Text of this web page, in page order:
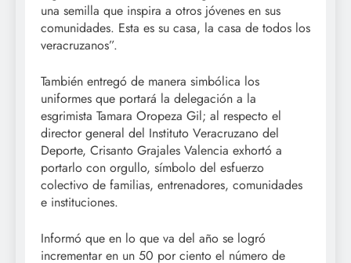
una semilla que inspira a otros jóvenes en sus
comunidades. Esta es su casa, la casa de todos los
veracruzanos”.
También entregó de manera simbólica los
uniformes que portará la delegación a la
esgrimista Tamara Oropeza Gil; al respecto el
director general del Instituto Veracruzano del
Deporte, Crisanto Grajales Valencia exhortó a
portarlo con orgullo, símbolo del esfuerzo
colectivo de familias, entrenadores, comunidades
e instituciones.
Informó que en lo que va del año se logró
incrementar en un 50 por ciento el número de